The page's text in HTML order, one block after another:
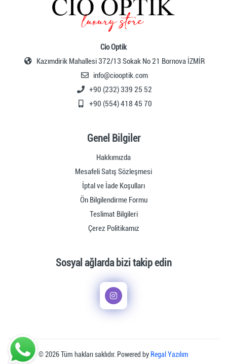
Cio Optik
Kazımdirik Mahallesi 372/13 Sokak No 21 Bornova İZMİR
info@ciooptik.com
+90 (232) 339 25 52
+90 (554) 418 45 70
Genel Bilgiler
Hakkımızda
Mesafeli Satış Sözleşmesi
İptal ve İade Koşulları
Ön Bilgilendirme Formu
Teslimat Bilgileri
Çerez Politikamız
Sosyal ağlarda bizi takip edin
© 2026 Tüm hakları saklıdır. Powered by Regal Yazılım